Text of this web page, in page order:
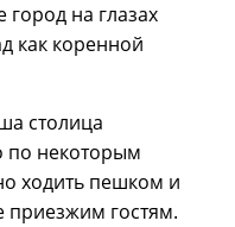
на глазах
как коренной
столица
по некоторым
ходить пешком и
приезжим гостям.